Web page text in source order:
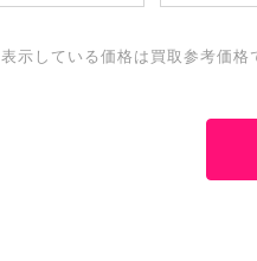
表示している価格は買取参考価格